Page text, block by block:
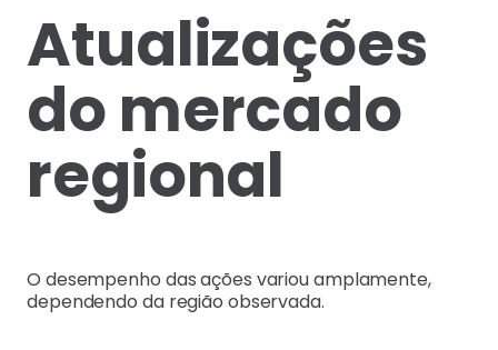
Atualizações
do mercado
regional
O desempenho das ações variou amplamente,
dependendo da região observada.